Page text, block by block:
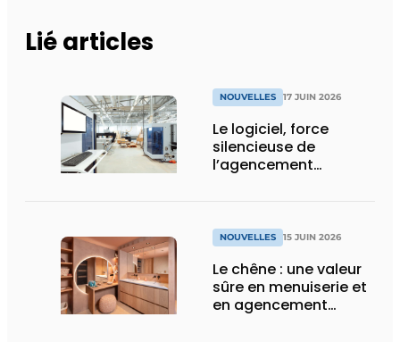
Lié articles
NOUVELLES 17 JUIN 2026
Le logiciel, force
silencieuse de
l’agencement
NOUVELLES 15 JUIN 2026
Le chêne : une valeur
sûre en menuiserie et
en agencement